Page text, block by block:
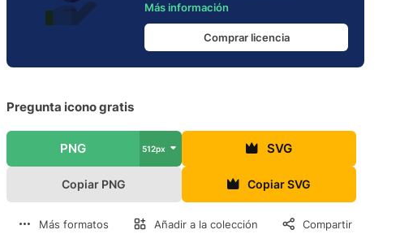
Más información
Comprar licencia
Pregunta icono gratis
PNG 512px SVG
Copiar PNG Copiar SVG
Más formatos Añadir a la colección Compartir